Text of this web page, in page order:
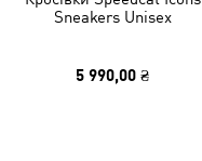
Sneakers Unisex
5 990,00 ₴